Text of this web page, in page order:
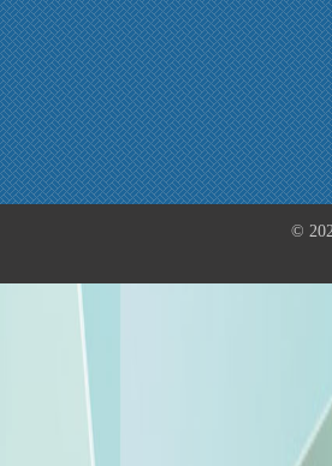
©